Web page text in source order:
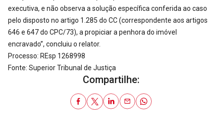
executiva, e não observa a solução específica conferida ao caso
pelo disposto no artigo 1.285 do CC (correspondente aos artigos
646 e 647 do CPC/73), a propiciar a penhora do imóvel
encravado”, concluiu o relator.
Processo: REsp 1268998
Fonte: Superior Tribunal de Justiça
Compartilhe: